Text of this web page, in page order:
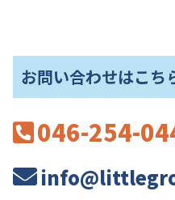
お問い合わせはこち
046-254-